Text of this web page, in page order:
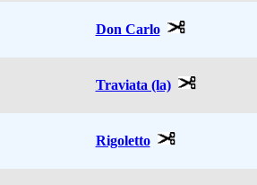
Don Carlo
Traviata (la)
Rigoletto